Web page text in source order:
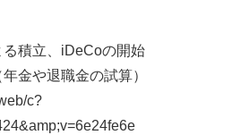
る積立、iDeCoの開始
金や退職金の試算）
c?